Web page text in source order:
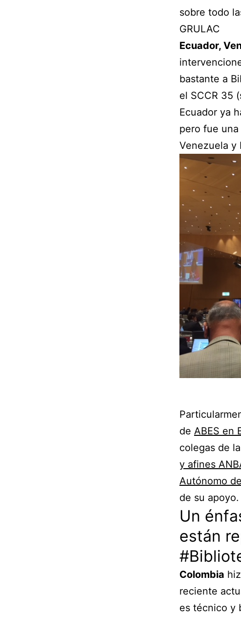
sobre todo
GRULAC
Ecuador,
bastante a
el SCCR 35
Ecuador ya
pero fue
Venezuela y
de ABES en
colegas de la
y afines
Autónomo
de su apoyo.
Un
están
Colombia
reciente
es técnico y